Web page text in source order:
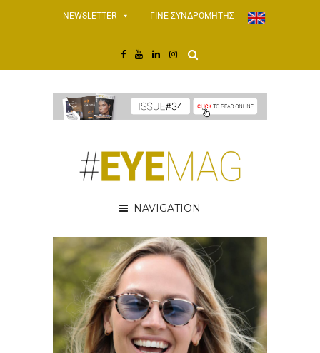
NEWSLETTER ΓΙΝΕ ΣΥΝΔΡΟΜΗΤΗΣ
NAVIGATION